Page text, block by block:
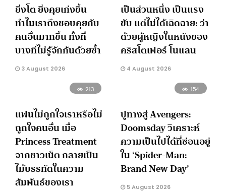
ยิ่งโต ยิ่งคุยเก่งขึ้น
ทำไมเราถึงชอบคุยกับ
คนอื่นมากขึ้น ทั้งที่
บางทีไม่รู้จักกันด้วยซ้ำ
3 August 2026
เป็นส่วนหนึ่ง เป็นแรง
ขับ แต่ไม่ได้เฉิดฉาย: ว่า
ด้วยผู้หญิงในหนังของ
คริสโตเฟอร์ โนแลน
4 August 2026
213
แฟนไม่ถูกใจเราหรือไม่
ถูกใจคนอื่น เมื่อ
Princess Treatment
จากชาวเน็ต กลายเป็น
ไม้บรรทัดในความ
สัมพันธ์ของเรา
154
ปูทางสู่ Avengers:
Doomsday วิเคราะห์
ความเป็นไปได้ที่ซ่อนอยู่
ใน ‘Spider-Man:
Brand New Day’
5 August 2026